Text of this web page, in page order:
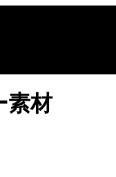
材